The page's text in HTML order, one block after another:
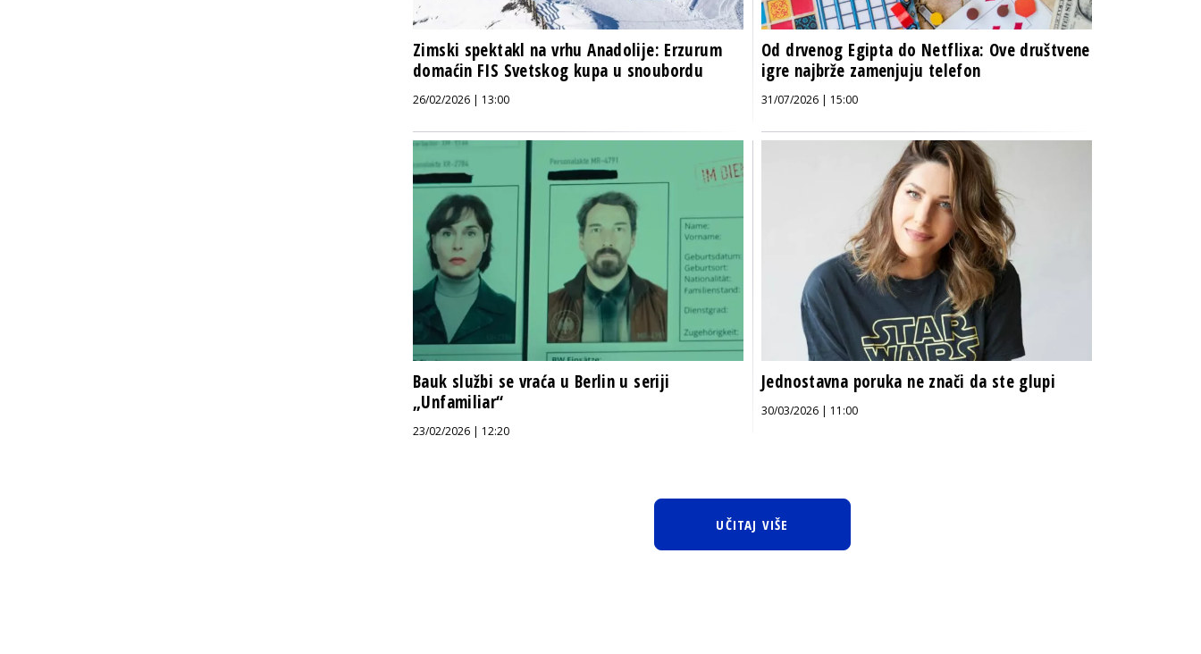
Zimski spektakl na vrhu Anadolije: Erzurum
domaćin FIS Svetskog kupa u snoubordu
26/02/2026 | 13:00
Od drvenog Egipta do Netflixa: Ove društvene
igre najbrže zamenjuju telefon
31/07/2026 | 15:00
Bauk službi se vraća u Berlin u seriji
„Unfamiliar“
23/02/2026 | 12:20
Jednostavna poruka ne znači da ste glupi
30/03/2026 | 11:00
UČITAJ VIŠE